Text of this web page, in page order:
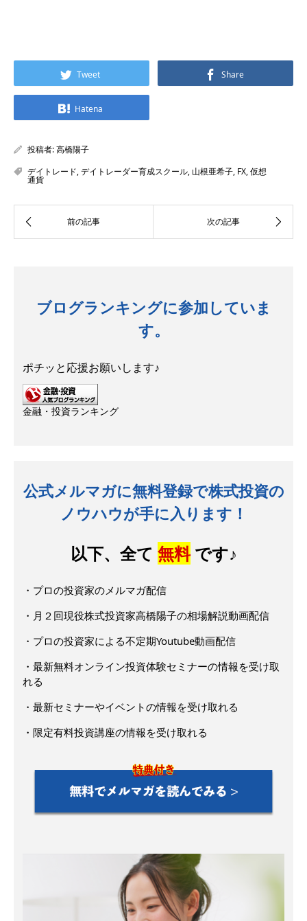
Tweet Share
Hatena
投稿者:高橋陽子
デイトレード,デイトレーダー育成スクール, 山根亜希子, FX,仮想
通貨
ブログランキングに参加していま
す。
ポチッと応援お願いします♪
金融・投資ランキング
公式メルマガに無料登録で株式投資の
ノウハウが手に入ります！
以下、全て 無料です♪
・プロの投資家のメルマガ配信
・月２回現役株式投資家高橋陽子の相場解説動画配信
・プロの投資家による不定期Youtube動画配信
・最新無料オンライン投資体験セミナーの情報を受け取
れる
・最新セミナーやイベントの情報を受け取れる
・限定有料投資講座の情報を受け取れる